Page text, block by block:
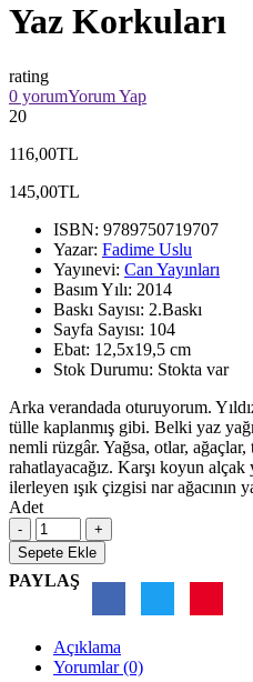
Yaz Korkuları
rating
0 yorumYorum Yap
20
116,00TL
145,00TL
ISBN: 9789750719707
Yazar: Fadime Uslu
Yayınevi: Can Yayınları
Basım Yılı: 2014
Baskı Sayısı: 2.Baskı
Sayfa Sayısı: 104
Ebat: 12,5x19,5 cm
Stok Durumu: Stokta var
Arka verandada oturuyorum.
tülle kaplanmış gibi. Belki yaz
nemli rüzgâr. Yağsa, otlar,
rahatlayacağız. Karşı koyun
ilerleyen ışık çizgisi nar ağacının
Adet
Sepete Ekle
PAYLAŞ
Açıklama
Yorumlar (0)